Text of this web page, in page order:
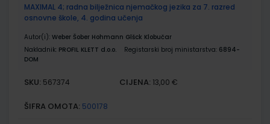
MAXIMAL 4; radna bilježnica njemačkog jezika za 7. razred
osnovne škole, 4. godina učenja
Autor(i): Weber Šober Hohmann Glšck Klobučar
Nakladnik: PROFIL KLETT d.o.o. Registarski broj ministarstva: 6894-
DOM
SKU: 567374 CIJENA: 13,00 €
ŠIFRA OMOTA: 500178